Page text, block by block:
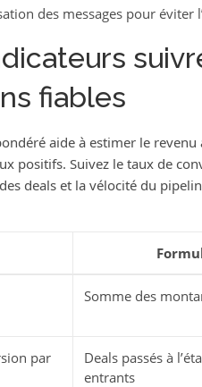
des messages pour éviter
fiables
aide à estimer le
positifs. Suivez le taux de
deals et la vélocité du
Somme des
par
Deals passés à
entrants